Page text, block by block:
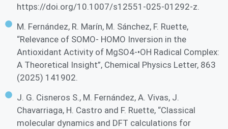
https://doi.org/10.1007/s12551-025-01292-z.
M. Fernández, R. Marín, M. Sánchez, F. Ruette,
“Relevance of SOMO- HOMO Inversion in the
Antioxidant Activity of MgSO4-•OH Radical Complex:
A Theoretical Insight”, Chemical Physics Letter, 863
(2025) 141902.
J. G. Cisneros S., M. Fernández, A. Vivas, J.
Chavarriaga, H. Castro and F. Ruette, “Classical
molecular dynamics and DFT calculations for